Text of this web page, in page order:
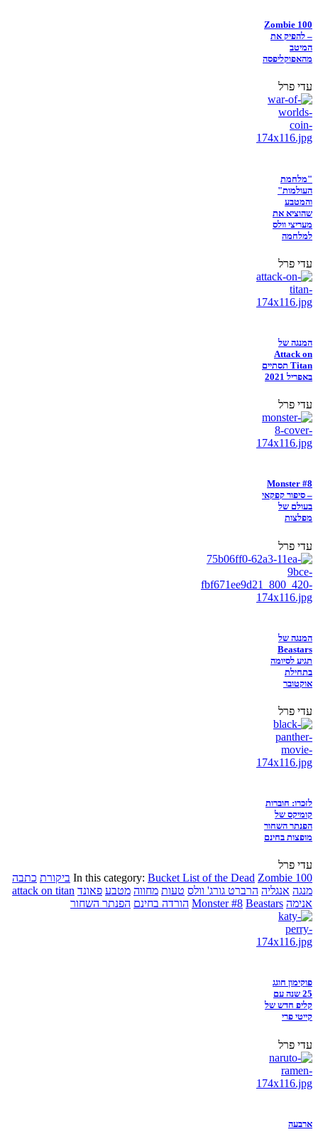
Zombie 100
– להפיק את
המיטב
מהאפוקליפסה
עדי פרל
"מלחמת
העולמות"
והמטבע
שהוציא את
מעריצי וולס
למלחמה
עדי פרל
המנגה של
Attack on
Titan תסתיים
באפריל 2021
עדי פרל
Monster #8
– סיפור קפקאי
בעולם של
מפלצות
עדי פרל
המנגה של
Beastars
תגיע לסיומה
בתחילת
אוקטובר
עדי פרל
לזכרו: חוברות
קומיקס של
הפנתר השחור
מופצות בחינם
עדי פרל
In this category: Bucket List of the Dead Zombie 100 ביקורת כתבה
מנגה אנגליה הרברט גורג' וולס טעות מחווה מטבע פאונד attack on titan
אנימה
Monster #8 Beastars הורדה בחינם הפנתר השחור
פוקימון חוגג
25 שנה עם
קליפ חדש של
קייטי פרי
עדי פרל
ארבעה